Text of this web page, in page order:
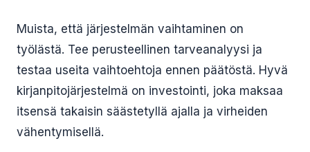
Muista, että järjestelmän vaihtaminen on
työlästä. Tee perusteellinen tarveanalyysi ja
testaa useita vaihtoehtoja ennen päätöstä. Hyvä
kirjanpitojärjestelmä on investointi, joka maksaa
itsensä takaisin säästetyllä ajalla ja virheiden
vähentymisellä.